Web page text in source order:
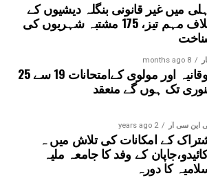
میں غیر قانونی بنگلہ دیشیوں کے
خلاف مہم تیز، 175 مشتبہ شہریوں کی
8 months ago
فوقانیہ اور مولوی کےامتحانات 19 سے 25
تک ہوں گے منعقد
این سی آر 2 years ago
کے امکانات کی تلاش میں ہ
کے وفد کا جامعہ ملیہ
کا دورہ